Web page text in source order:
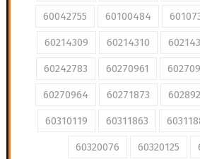
60042755 60100484
60214309 60214310
60242783 60270961
60270964 60271873
60310119 60311863
60320076 60320125